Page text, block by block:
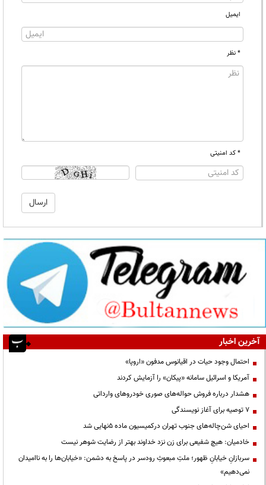
ایمیل
* نظر
* کد امنیتی
آخرین اخبار
احتمال وجود حیات در اقیانوس مدفون «اروپا»
آمریکا و اسرائیل سامانه «پیکان» را آزمایش کردند
هشدار درباره فروش حواله‌های صوری خودروهای وارداتی
۷ توصیه برای آغاز نویسندگی
احیای شن‌چاله‌های جنوب تهران درکمیسیون ماده ۵نهایی شد
خادمیان: هیچ شفیعی برای زن نزد خداوند بهتر از رضایت شوهر نیست
سربازانِ خیابانِ ظهور؛ ملتِ مبعوثِ رودسر در پاسخ به دشمن: «خیابان‌ها را به ناامیدان
نمی‌دهیم»